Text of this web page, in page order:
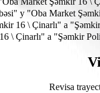
Şəmkir 16 \
y "Oba Market
Oba Market Şəmkir 16 \
16 \ Çinarlı" a
16 \ Çinarlı" a
\ Çinarlı" a "Şəmkir
\ Çinarlı" a "Şəmkir
Revisa